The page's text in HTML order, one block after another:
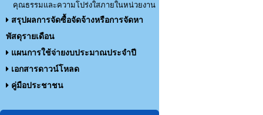
คุณธรรมและความโปร่งใสภายในหน่วยงาน
สรุปผลการจัดซื้อจัดจ้างหรือการจัดหา
พัสดุรายเดือน
แผนการใช้จ่ายงบประมาณประจำปี
เอกสารดาวน์โหลด
คู่มือประชาชน